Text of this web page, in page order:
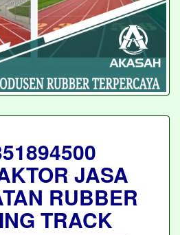
JASA
RUBBER
TRACK